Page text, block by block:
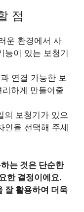
점
운 환경에서 사
능이 있는 보청기
연결 가능한 보
하게 만들어줄
의 보청기가 있으
인을 선택해 주세
는 것은 단순한
한 결정이에요.
잘 활용하여 더욱